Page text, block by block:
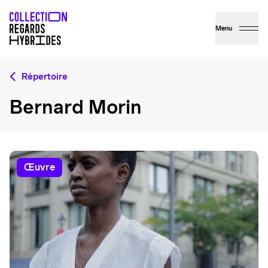
Menu
Répertoire
Bernard Morin
œuvre